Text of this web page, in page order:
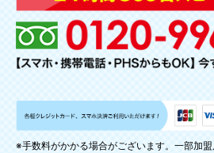
小山 小山台 戸越
※手数料がかかる場合がございます。一部加